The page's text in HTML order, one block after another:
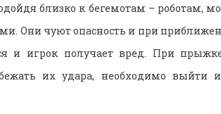
близко к бегемотам – роботам,
Они чуют опасность и при
и игрок получает вред. При
их удара, необходимо выйти